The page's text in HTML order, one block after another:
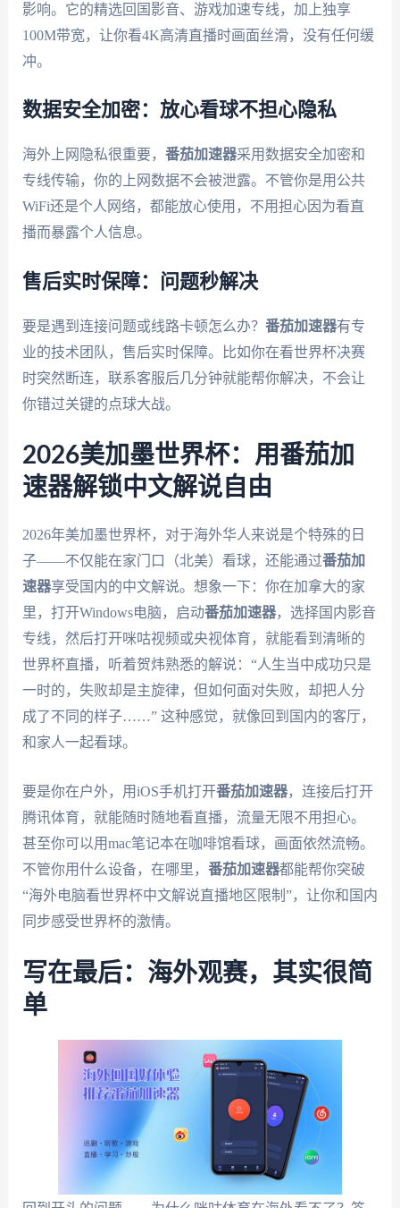
影响。它的精选回国影音、游戏加速专线，加上独享
100M带宽，让你看4K高清直播时画面丝滑，没有任何缓
冲。
数据安全加密：放心看球不担心隐私
海外上网隐私很重要， 番茄加速器采用数据安全加密和
专线传输，你的上网数据不会被泄露。不管你是用公共
WiFi还是个人网络，都能放心使用，不用担心因为看直
播而暴露个人信息。
售后实时保障：问题秒解决
要是遇到连接问题或线路卡顿怎么办？ 番茄加速器有专
业的技术团队，售后实时保障。比如你在看世界杯决赛
时突然断连，联系客服后几分钟就能帮你解决，不会让
你错过关键的点球大战。
2026美加墨世界杯：用番茄加
速器解锁中文解说自由
2026年美加墨世界杯，对于海外华人来说是个特殊的日
子——不仅能在家门口（北美）看球，还能通过番茄加
速器享受国内的中文解说。想象一下：你在加拿大的家
里，打开Windows电脑，启动番茄加速器，选择国内影音
专线，然后打开咪咕视频或央视体育，就能看到清晰的
世界杯直播，听着贺炜熟悉的解说：“人生当中成功只是
一时的，失败却是主旋律，但如何面对失败，却把人分
成了不同的样子……” 这种感觉，就像回到国内的客厅，
和家人一起看球。
要是你在户外，用iOS手机打开番茄加速器，连接后打开
腾讯体育，就能随时随地看直播，流量无限不用担心。
甚至你可以用mac笔记本在咖啡馆看球，画面依然流畅。
不管你用什么设备，在哪里， 番茄加速器都能帮你突破
“海外电脑看世界杯中文解说直播地区限制”，让你和国内
同步感受世界杯的激情。
写在最后：海外观赛，其实很简
单